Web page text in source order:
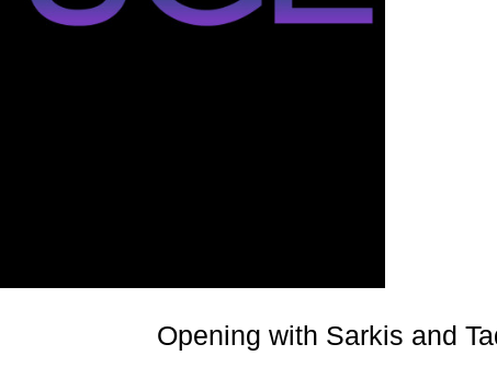
Opening with Sarkis and